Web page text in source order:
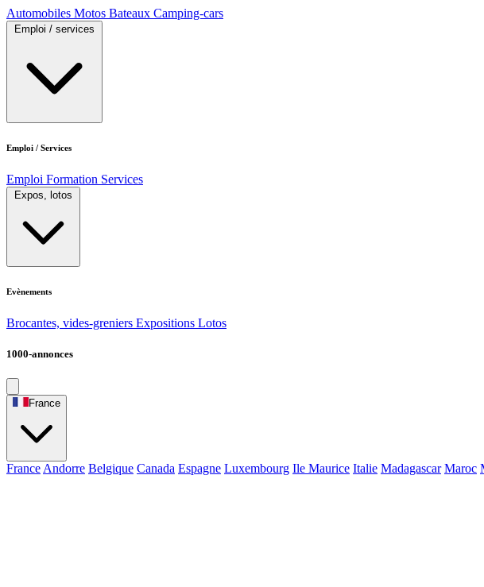
Automobiles Motos Bateaux Camping-cars
Emploi / services
Emploi / Services
Emploi Formation Services
Expos, lotos
Evènements
Brocantes, vides-greniers Expositions Lotos
1000-annonces
France
France Andorre Belgique Canada Espagne Luxembourg Ile Maurice Italie Madagascar Maroc